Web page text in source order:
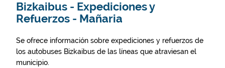
Bizkaibus - Expediciones y
Refuerzos - Mañaria
Se ofrece información sobre expediciones y refuerzos de
los autobuses Bizkaibus de las líneas que atraviesan el
municipio.